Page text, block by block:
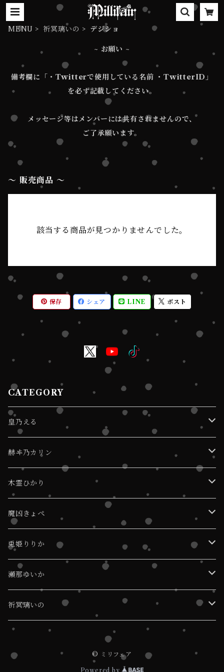
MENU 祈冥璃いの デジショ
~ お願い ~
備考欄に「・Twitterで使用している名前 ・TwitterID」
を必ず記載してください。
メッセージ等はメンバーには共有されませんので、
ご了承願います。
〜 販売商品 〜
該当する商品が見つかりませんでした。
保存 シェア LINE ポスト
CATEGORY
皇乃える
デコチェキ
デジショ
赫ヰ乃カリン
デコチェキ
デジショ
木霊ひかり
デコチェキ
デジショ
魔凶きょぺ
デコチェキ
デジショ
兎姫りりか
デコチェキ
デジショ
瀬那ゆいか
デコチェキ
祈冥璃いの
© ミリフェア
Powered by